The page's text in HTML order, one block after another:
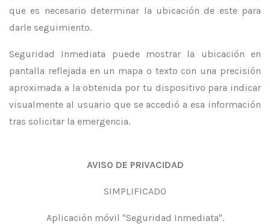
que es necesario determinar la ubicación de este para
darle seguimiento.
Seguridad Inmediata puede mostrar la ubicación en
pantalla reflejada en un mapa o texto con una precisión
aproximada a la obtenida por tu dispositivo para indicar
visualmente al usuario que se accedió a esa información
tras solicitar la emergencia.
AVISO DE PRIVACIDAD
SIMPLIFICADO
Aplicación móvil "Seguridad Inmediata".